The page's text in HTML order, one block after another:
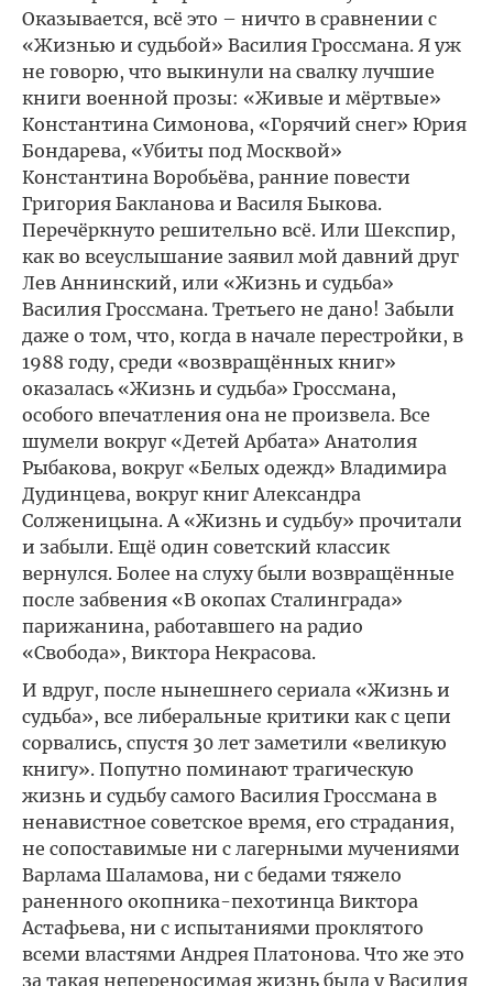
Оказывается, всё это – ничто в сравнении с
«Жизнью и судьбой» Василия Гроссмана. Я уж
не говорю, что выкинули на свалку лучшие
книги военной прозы: «Живые и мёртвые»
Константина Симонова, «Горячий снег» Юрия
Бондарева, «Убиты под Москвой»
Константина Воробьёва, ранние повести
Григория Бакланова и Василя Быкова.
Перечёркнуто решительно всё. Или Шекспир,
как во всеуслышание заявил мой давний друг
Лев Аннинский, или «Жизнь и судьба»
Василия Гроссмана. Третьего не дано! Забыли
даже о том, что, когда в начале перестройки, в
1988 году, среди «возвращённых книг»
оказалась «Жизнь и судьба» Гроссмана,
особого впечатления она не произвела. Все
шумели вокруг «Детей Арбата» Анатолия
Рыбакова, вокруг «Белых одежд» Владимира
Дудинцева, вокруг книг Александра
Солженицына. А «Жизнь и судьбу» прочитали
и забыли. Ещё один советский классик
вернулся. Более на слуху были возвращённые
после забвения «В окопах Сталинграда»
парижанина, работавшего на радио
«Свобода», Виктора Некрасова.
И вдруг, после нынешнего сериала «Жизнь и
судьба», все либеральные критики как с цепи
сорвались, спустя 30 лет заметили «великую
книгу». Попутно поминают трагическую
жизнь и судьбу самого Василия Гроссмана в
ненавистное советское время, его страдания,
не сопоставимые ни с лагерными мучениями
Варлама Шаламова, ни с бедами тяжело
раненного окопника-пехотинца Виктора
Астафьева, ни с испытаниями проклятого
всеми властями Андрея Платонова. Что же это
за такая непереносимая жизнь была у Василия